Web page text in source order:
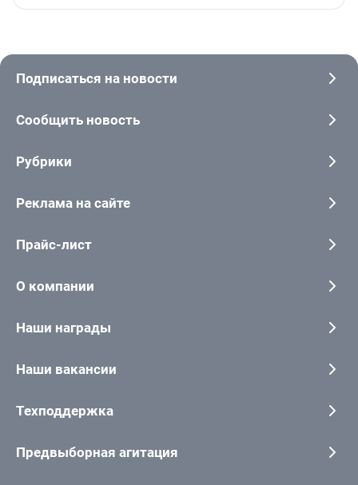
Подписаться на новости
Сообщить новость
Рубрики
Реклама на сайте
Прайс-лист
О компании
Наши награды
Наши вакансии
Техподдержка
Предвыборная агитация